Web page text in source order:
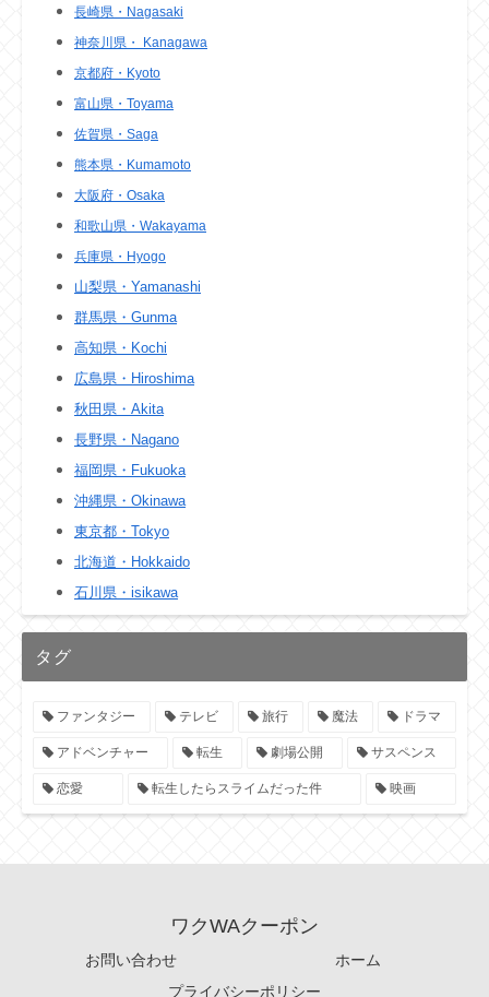
長崎県・Nagasaki
神奈川県・ Kanagawa
京都府・Kyoto
富山県・Toyama
佐賀県・Saga
熊本県・Kumamoto
大阪府・Osaka
和歌山県・Wakayama
兵庫県・Hyogo
山梨県・Yamanashi
群馬県・Gunma
高知県・Kochi
広島県・Hiroshima
秋田県・Akita
長野県・Nagano
福岡県・Fukuoka
沖縄県・Okinawa
東京都・Tokyo
北海道・Hokkaido
石川県・isikawa
タグ
ファンタジー テレビ 旅行 魔法 ドラマ
アドベンチャー 転生 劇場公開 サスペンス
恋愛 転生したらスライムだった件 映画
ワクWAクーポン
お問い合わせ
ホーム
プライバシーポリシー